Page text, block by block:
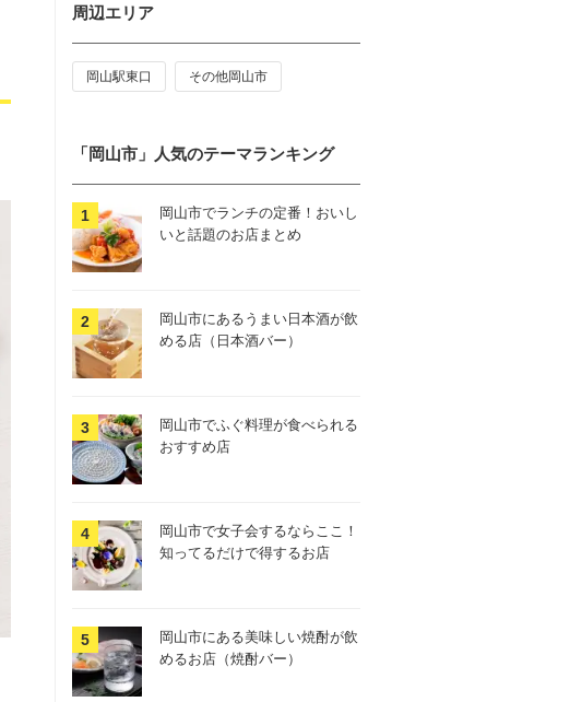
周辺エリア
岡山駅東口 その他岡山市
「岡山市」人気のテーマランキング
岡山市でランチの定番！おいし
いと話題のお店まとめ
岡山市にあるうまい日本酒が飲
める店（日本酒バー）
岡山市でふぐ料理が食べられる
おすすめ店
岡山市で女子会するならここ！
知ってるだけで得するお店
岡山市にある美味しい焼酎が飲
めるお店（焼酎バー）